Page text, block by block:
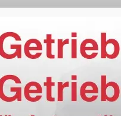
höhenverstellbar, mit
hinten geteilt,